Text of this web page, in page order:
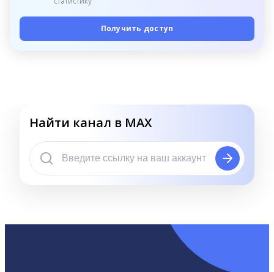
Получить доступ
Найти канал в MAX